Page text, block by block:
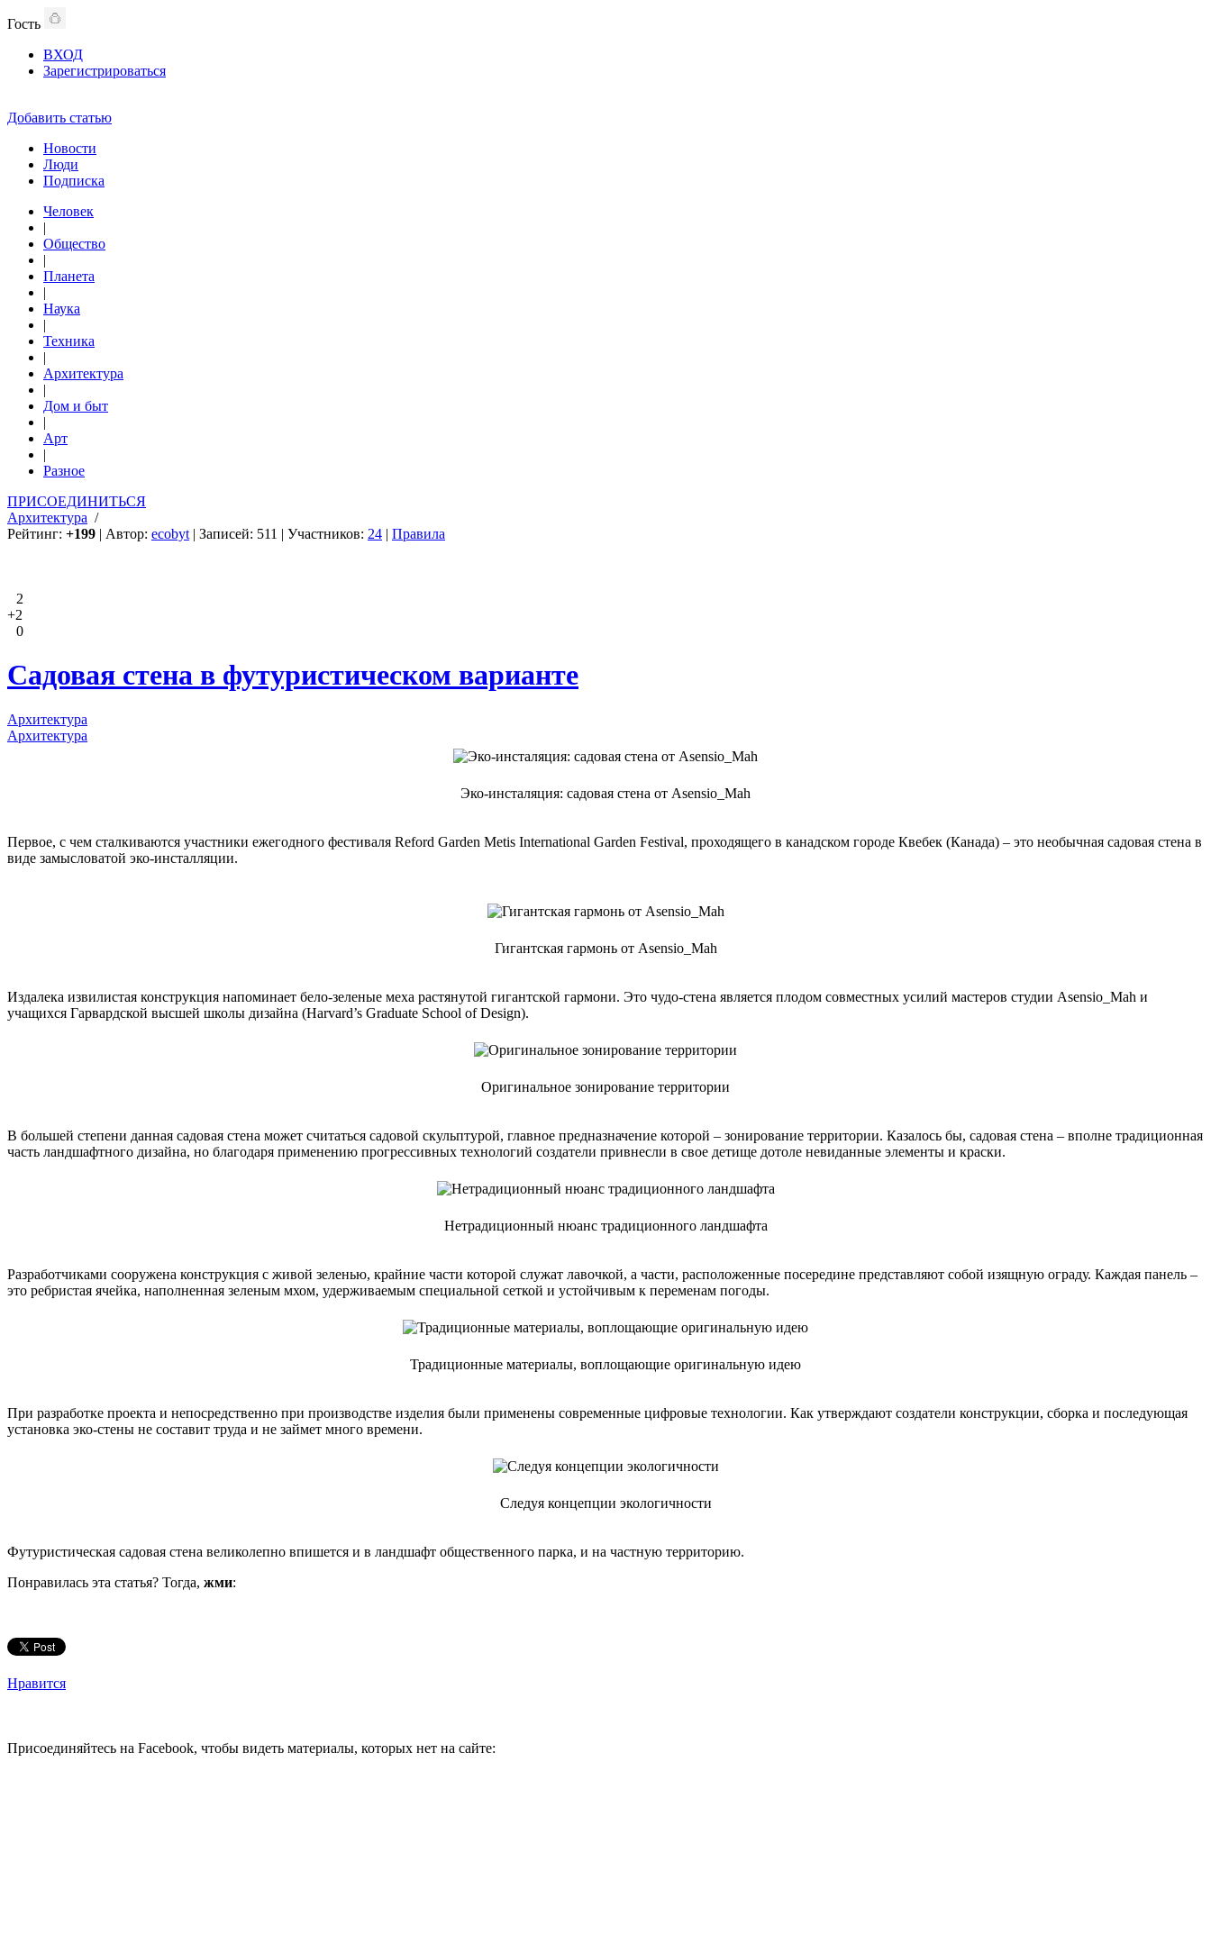
Гость
ВХОД
Зарегистрироваться
Добавить статью
Новости
Люди
Подписка
Человек
|
Общество
|
Планета
|
Наука
|
Техника
|
Архитектура
|
Дом и быт
|
Арт
|
Разное
ПРИСОЕДИНИТЬСЯ
Архитектура /
Рейтинг: +199 | Автор: ecobyt | Записей: 511 | Участников: 24 | Правила
2
+2
0
Садовая стена в футуристическом варианте
Архитектура
Архитектура
Эко-инсталяция: садовая стена от Asensio_Mah
Первое, с чем сталкиваются участники ежегодного фестиваля Reford Garden Metis International Garden Festival, проходящего в канадском городе Квебек (Канада) – это необычная садовая стена в
виде замысловатой эко-инсталляции.
Гигантская гармонь от Asensio_Mah
Издалека извилистая конструкция напоминает бело-зеленые меха растянутой гигантской гармони. Это чудо-стена является плодом совместных усилий мастеров студии Asensio_Mah и
учащихся Гарвардской высшей школы дизайна (Harvard’s Graduate School of Design).
Оригинальное зонирование территории
В большей степени данная садовая стена может считаться садовой скульптурой, главное предназначение которой – зонирование территории. Казалось бы, садовая стена – вполне традиционная
часть ландшафтного дизайна, но благодаря применению прогрессивных технологий создатели привнесли в свое детище дотоле невиданные элементы и краски.
Нетрадиционный нюанс традиционного ландшафта
Разработчиками сооружена конструкция с живой зеленью, крайние части которой служат лавочкой, а части, расположенные посередине представляют собой изящную ограду. Каждая панель –
это ребристая ячейка, наполненная зеленым мхом, удерживаемым специальной сеткой и устойчивым к переменам погоды.
Традиционные материалы, воплощающие оригинальную идею
При разработке проекта и непосредственно при производстве изделия были применены современные цифровые технологии. Как утверждают создатели конструкции, сборка и последующая
установка эко-стены не составит труда и не займет много времени.
Следуя концепции экологичности
Футуристическая садовая стена великолепно впишется и в ландшафт общественного парка, и на частную территорию.
Понравилась эта статья? Тогда, жми:
Нравится
Присоединяйтесь на Facebook, чтобы видеть материалы, которых нет на сайте: